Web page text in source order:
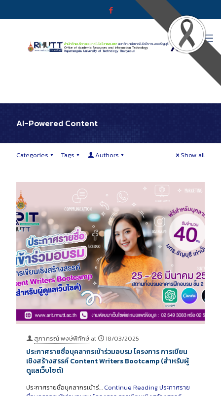
AI-Powered Content
Categories Tags Authors Show all
สุภาภรณ์ พงษ์พิทักษ์ at 18/03/2025
ประกาศรายชื่อบุคลากรเข้าร่วมอบรม โครงการ การเขียน
เชิงสร้างสรรค์ Content Writers Bootcamp (สำหรับผู้
ดูแลเว็บไซต์)
ประกาศรายชื่อบุคลากรเข้าร่… Continue Readingประกาศราย